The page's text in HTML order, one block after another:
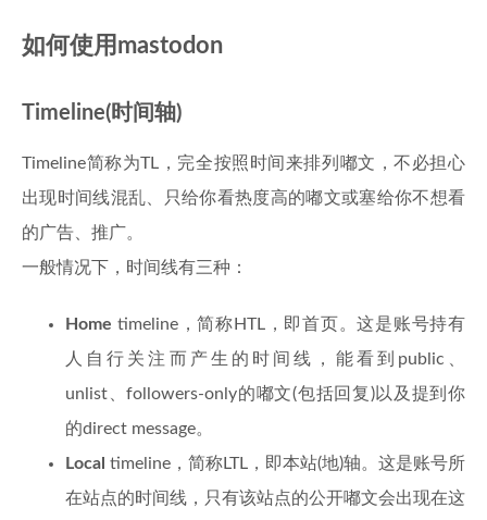
如何使用mastodon
Timeline(时间轴)
Timeline简称为TL，完全按照时间来排列嘟文，不必担心
出现时间线混乱、只给你看热度高的嘟文或塞给你不想看
的广告、推广。
一般情况下，时间线有三种：
Home timeline，简称HTL，即首页。这是账号持有
人自行关注而产生的时间线，能看到public、
unlist、followers-only的嘟文(包括回复)以及提到你
的direct message。
Local timeline，简称LTL，即本站(地)轴。这是账号所
在站点的时间线，只有该站点的公开嘟文会出现在这